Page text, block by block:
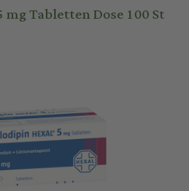
Tabletten Dose 100 St